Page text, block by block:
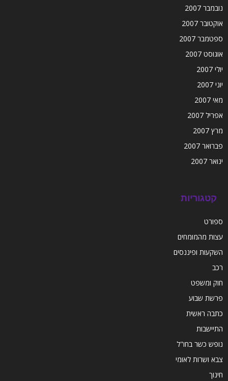
נובמבר 2007
אוקטובר 2007
ספטמבר 2007
אוגוסט 2007
יולי 2007
יוני 2007
מאי 2007
אפריל 2007
מרץ 2007
פברואר 2007
ינואר 2007
קטגוריות
ספורט
עצות מהמומחים
השקעות ופיננסים
רכב
חוק ומשפט
פרשת שבוע
כתבה ראשית
התיישבות
נופש כשר בחו"ל
צבא ושרות לאומי
חינוך